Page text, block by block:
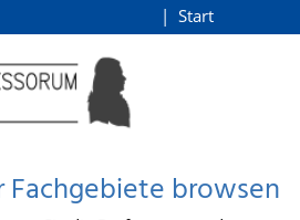
Start
Fachgebiete browsen